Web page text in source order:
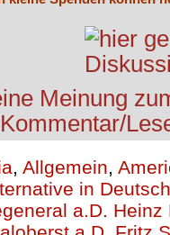
, Allgemein,
in
a.D. Heinz